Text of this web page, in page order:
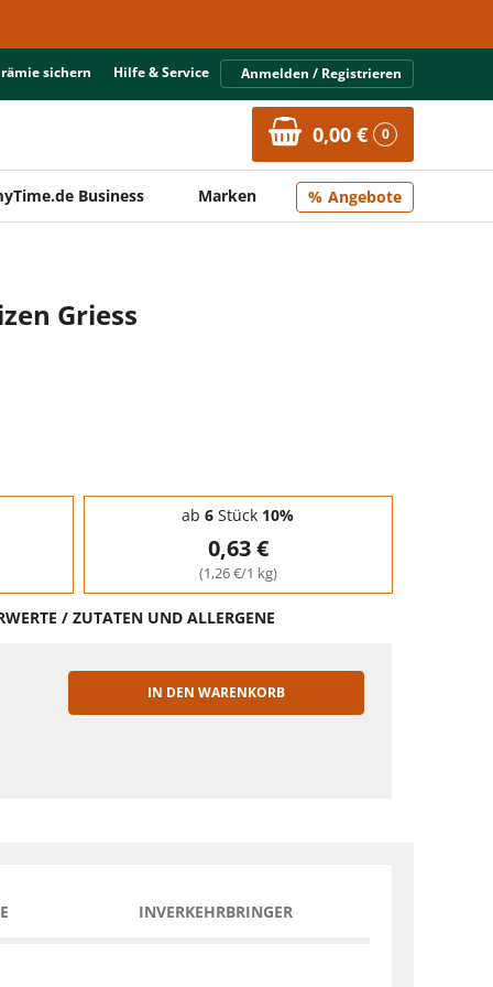
sichern Hilfe & Service Anmelden / Registrieren
0,00 € 0
Business Marken Angebote
Griess
ab 6 Stück 10%
0,63 €
(1,26 €/1 kg)
/ ZUTATEN UND ALLERGENE
IN DEN WARENKORB
INVERKEHRBRINGER